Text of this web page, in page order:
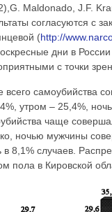
Maldonado, J.F.
согласуются с
(http://
дни в
с точки
всего самоубийства
утром – 25,4%,
чаще
ночью мужчины
в 8,1% случаев.
пола в Кировской